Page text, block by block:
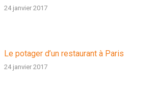
24 janvier 2017
Le potager d’un restaurant à Paris
24 janvier 2017